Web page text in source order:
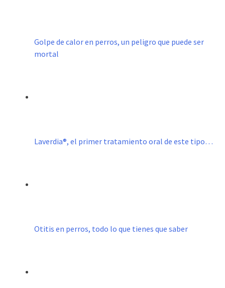
Golpe de calor en perros, un peligro que puede ser
mortal
Laverdia®, el primer tratamiento oral de este tipo…
Otitis en perros, todo lo que tienes que saber